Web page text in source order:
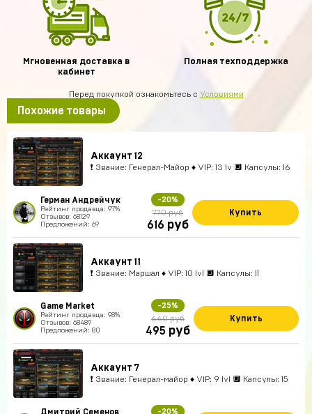
Мгновенная доставка в
кабинет
Полная техподдержка
Перед покупкой ознакомьтесь с Условиями
Похожие товары
Аккаунт 12
❗ Звание: Генерал-Майор ♦ VIP: 13 lv 🔲 Капсулы: 16
Герман Андрейчук
Рейтинг продавца: 97%
Отзывов: 68129
Предложений: 69
-20%
770 руб
616 руб
Купить
Аккаунт 11
❗ Звание: Маршал ♦ VIP: 10 lvl 🔲 Капсулы: 11
Game Market
Рейтинг продавца: 98%
Отзывов: 68489
Предложений: 80
-25%
660 руб
495 руб
Купить
Аккаунт 7
❗ Звание: Генерал-майор ♦ VIP: 9 lvl 🔲 Капсулы: 15
Дмитрий Семенов -20%